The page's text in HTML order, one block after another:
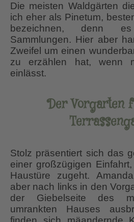
Die meisten Waldgärten
ich eher als Pinetum,
bezeichnen, denn
Sammlungen. Hier aber
Zweifel um einen
zu erzählen hat, wenn
einlässt.
Der Vorgarten
Stolz präsentiert sich das
einer großzügigen
Haustüre zugeht.
aber nach links in den
der Giebelseite des
umrankten Hauses